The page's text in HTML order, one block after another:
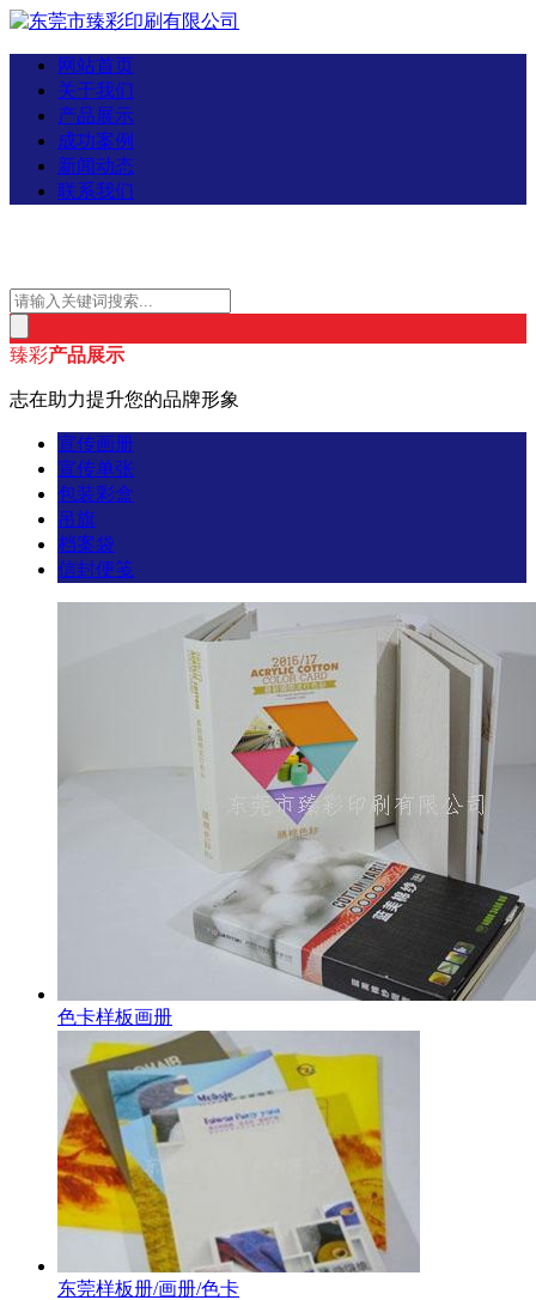
网站首页
关于我们
产品展示
成功案例
新闻动态
联系我们
臻彩产品展示
志在助力提升您的品牌形象
宣传画册
宣传单张
包装彩盒
吊旗
档案袋
信封便笺
色卡样板画册
东莞样板册/画册/色卡